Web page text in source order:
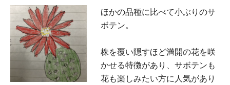
ほかの品種に比べて小ぶりのサ
ボテン。
株を覆い隠すほど満開の花を咲
かせる特徴があり、サボテンも
花も楽しみたい方に人気があり